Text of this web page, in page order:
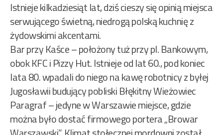
Istnieje kilkadziesiąt lat, dziś cieszy się opinią miejsca
serwującego świetną, niedrogą polską kuchnię z
żydowskimi akcentami.
Bar przy Kaśce – położony tuż przy pl. Bankowym,
obok KFC i Pizzy Hut. Istnieje od lat 60., pod koniec
lata 80. wpadali do niego na kawę robotnicy z byłej
Jugosławii budujący pobliski Błękitny Wieżowiec
Paragraf – jedyne w Warszawie miejsce, gdzie
można było dostać firmowego portera „Browar